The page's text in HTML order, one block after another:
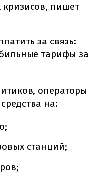
кризисов, пишет
за связь:
тарифы за
операторы
на:
станций;